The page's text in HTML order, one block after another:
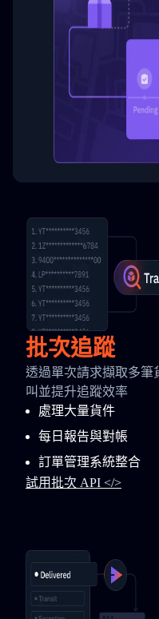
批次追蹤
透過單次請求擷取多筆
叫並提升追蹤效率
處理大量貨件
每日報告與對帳
訂單管理系統整合
試用批次 API </>